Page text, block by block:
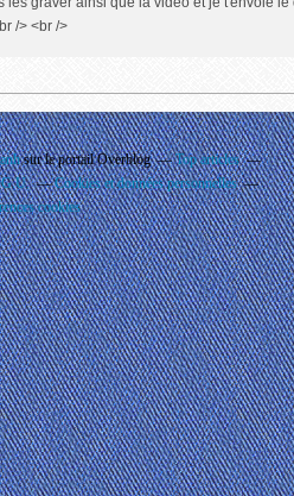
/> <br />
sur le portail Overblog
Top articles
Cookies et données personnelles
cookies